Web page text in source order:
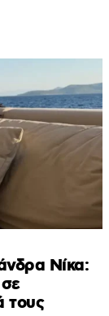
Νίκα:
τους